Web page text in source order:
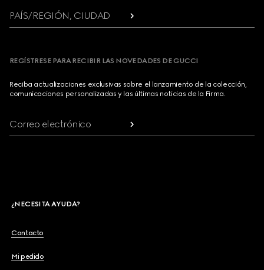
PAÍS/REGIÓN, CIUDAD
REGÍSTRESE PARA RECIBIR LAS NOVEDADES DE GUCCI
Reciba actualizaciones exclusivas sobre el lanzamiento de la colección,
comunicaciones personalizadas y las últimas noticias de la Firma.
Correo electrónico
¿NECESITA AYUDA?
Contacto
Mi pedido